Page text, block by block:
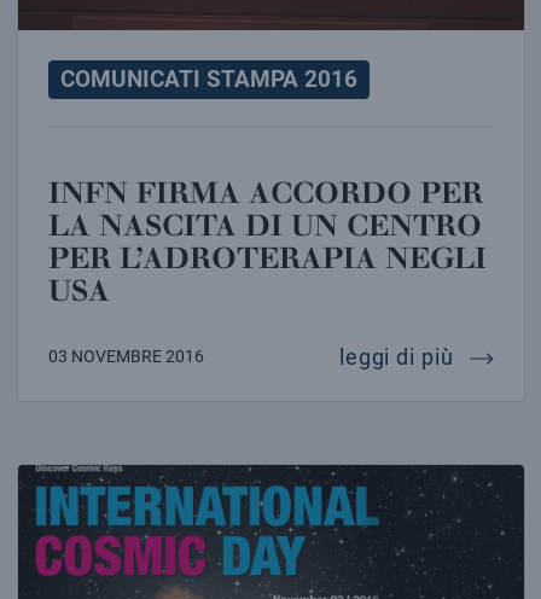
COMUNICATI STAMPA 2016
INFN FIRMA ACCORDO PER
LA NASCITA DI UN CENTRO
PER L’ADROTERAPIA NEGLI
USA
03 NOVEMBRE 2016 leggi di più infn
STUDENTI DELLE SUPERIORI ALLE PRESE CON I